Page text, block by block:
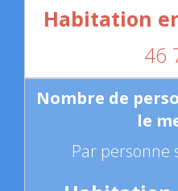
46
Par